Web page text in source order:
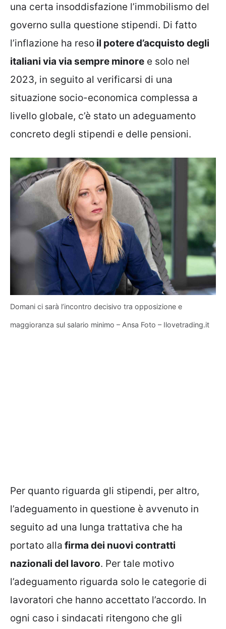
una certa insoddisfazione l’immobilismo del
governo sulla questione stipendi. Di fatto
l’inflazione ha reso il potere d’acquisto degli
italiani via via sempre minore e solo nel
2023, in seguito al verificarsi di una
situazione socio-economica complessa a
livello globale, c’è stato un adeguamento
concreto degli stipendi e delle pensioni.
Domani ci sarà l’incontro decisivo tra opposizione e
maggioranza sul salario minimo – Ansa Foto – Ilovetrading.it
Per quanto riguarda gli stipendi, per altro,
l’adeguamento in questione è avvenuto in
seguito ad una lunga trattativa che ha
portato alla firma dei nuovi contratti
nazionali del lavoro. Per tale motivo
l’adeguamento riguarda solo le categorie di
lavoratori che hanno accettato l’accordo. In
ogni caso i sindacati ritengono che gli